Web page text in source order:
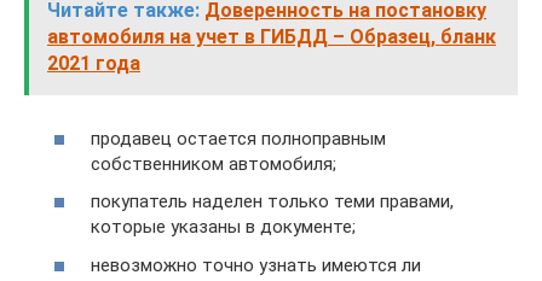
Читайте также: Доверенность на постановку
автомобиля на учет в ГИБДД – Образец, бланк
2021 года
продавец остается полноправным
собственником автомобиля;
покупатель наделен только теми правами,
которые указаны в документе;
невозможно точно узнать имеются ли